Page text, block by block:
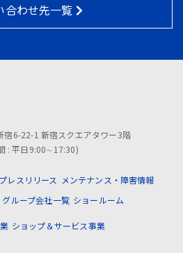
合わせ先一覧
6-22-1 新宿スクエアタワー3階
: 平日9:00∼17:30)
プレスリリース
メンテナンス・障害情報
グループ会社一覧 ショールーム
ショップ＆サービス事業